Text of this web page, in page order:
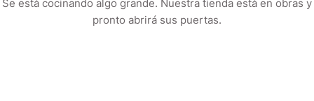
Se está cocinando algo grande. Nuestra tienda está en obras y
pronto abrirá sus puertas.